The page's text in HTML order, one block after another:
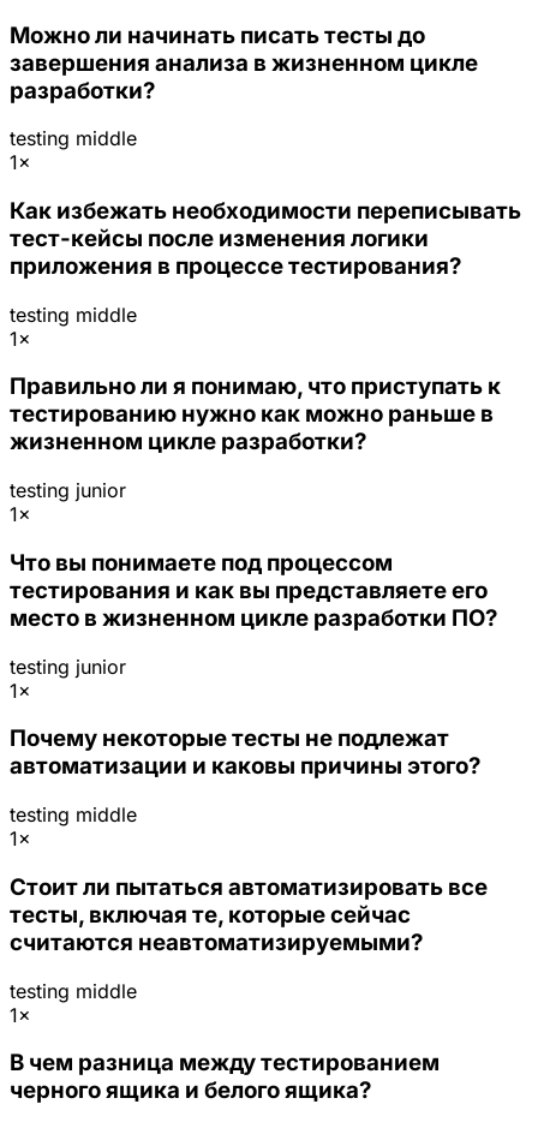
Можно ли начинать писать тесты до
завершения анализа в жизненном цикле
разработки?
testing middle
1×
Как избежать необходимости переписывать
тест-кейсы после изменения логики
приложения в процессе тестирования?
testing middle
1×
Правильно ли я понимаю, что приступать к
тестированию нужно как можно раньше в
жизненном цикле разработки?
testing junior
1×
Что вы понимаете под процессом
тестирования и как вы представляете его
место в жизненном цикле разработки ПО?
testing junior
1×
Почему некоторые тесты не подлежат
автоматизации и каковы причины этого?
testing middle
1×
Стоит ли пытаться автоматизировать все
тесты, включая те, которые сейчас
считаются неавтоматизируемыми?
testing middle
1×
В чем разница между тестированием
черного ящика и белого ящика?